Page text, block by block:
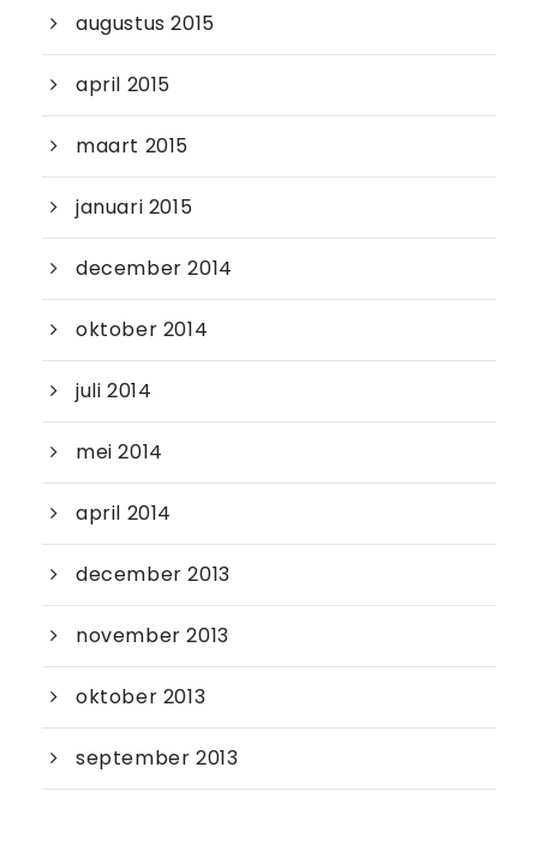
augustus 2015
april 2015
maart 2015
januari 2015
december 2014
oktober 2014
juli 2014
mei 2014
april 2014
december 2013
november 2013
oktober 2013
september 2013